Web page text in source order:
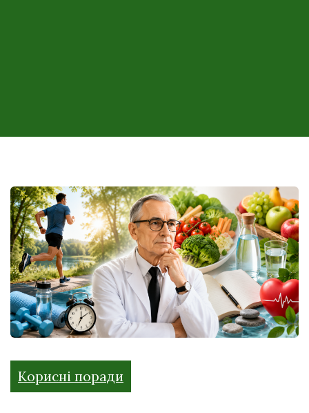
Корисні поради